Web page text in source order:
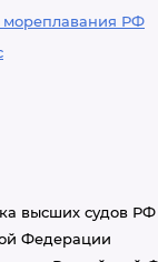
мореплавания РФ
высших судов РФ
Федерации